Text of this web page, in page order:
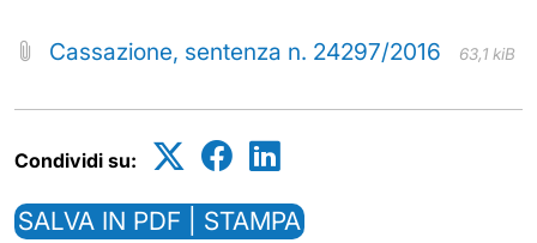
Cassazione, sentenza n. 24297/2016 63,1 kiB
Condividi su:
SALVA IN PDF | STAMPA